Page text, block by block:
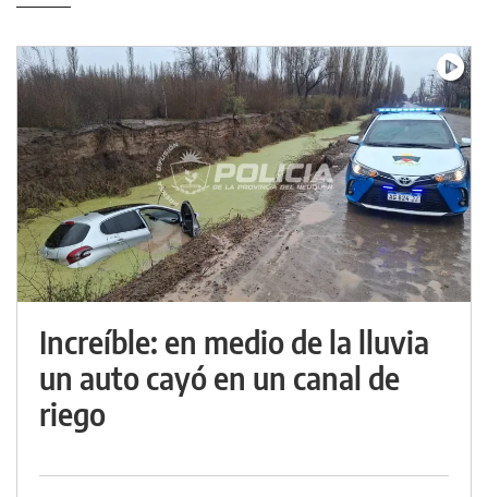
Increíble: en medio de la lluvia
un auto cayó en un canal de
riego